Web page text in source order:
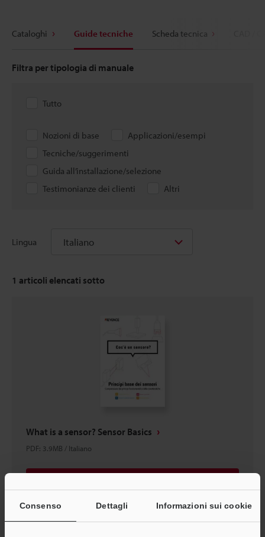
Consenso Dettagli Informazioni sui cookie
Cataloghi Guide tecniche Scheda tecnica
Filtra per tipologia di manuale
Tutto
Nozioni di base
Applicazioni/esempi
Tecniche/suggerimenti
Guida all’installazione/selezione
Testimonianze dei clienti
Altri
Lingua Italiano
1 articoli elencati sotto
What is a sensor? Sensor Basics
PDF: 3.9MB / Italiano